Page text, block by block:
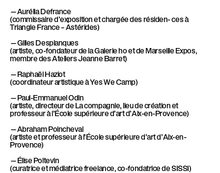
—Aurélia Defrance
(commissaire d’exposition et chargée des résiden- ces à
Triangle France – Astérides)
—Gilles Desplanques
(artiste, co-fondateur de la Galerie ho et de Marseille Expos,
membre des Ateliers Jeanne Barret)
—Raphaël Haziot
(coordinateur artistique à Yes We Camp)
—Paul-Emmanuel Odin
(artiste, directeur de La compagnie, lieu de création et
professeur à l’École supérieure d’art d’Aix-en-Provence)
—Abraham Poincheval
(artiste et professeur à l’École supérieure d’art d’Aix-en-
Provence)
—Élise Poitevin
(curatrice et médiatrice freelance, co-fondatrice de SISSI)